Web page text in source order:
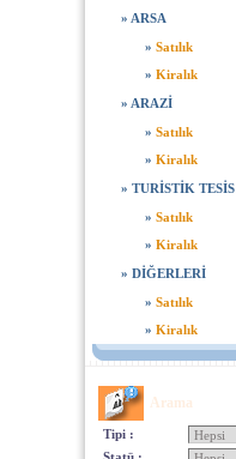
» ARSA
» Satılık
» Kiralık
» ARAZİ
» Satılık
» Kiralık
» TURİSTİK TESİS
» Satılık
» Kiralık
» DİĞERLERİ
» Satılık
» Kiralık
Arama
Tipi :